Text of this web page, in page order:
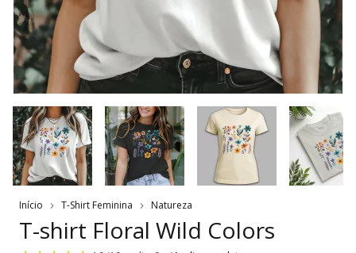
Início T-Shirt Feminina Natureza
T-shirt Floral Wild Colors